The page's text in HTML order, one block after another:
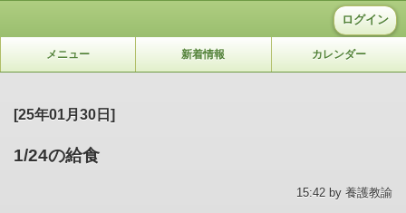
ログイン
メニュー 新着情報 カレンダー
[25年01月30日]
1/24の給食
15:42 by 養護教諭